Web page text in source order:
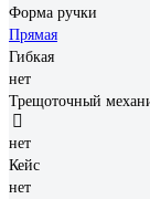
Форма ручки
Прямая
Гибкая
нет
Трещоточный
нет
Кейс
нет